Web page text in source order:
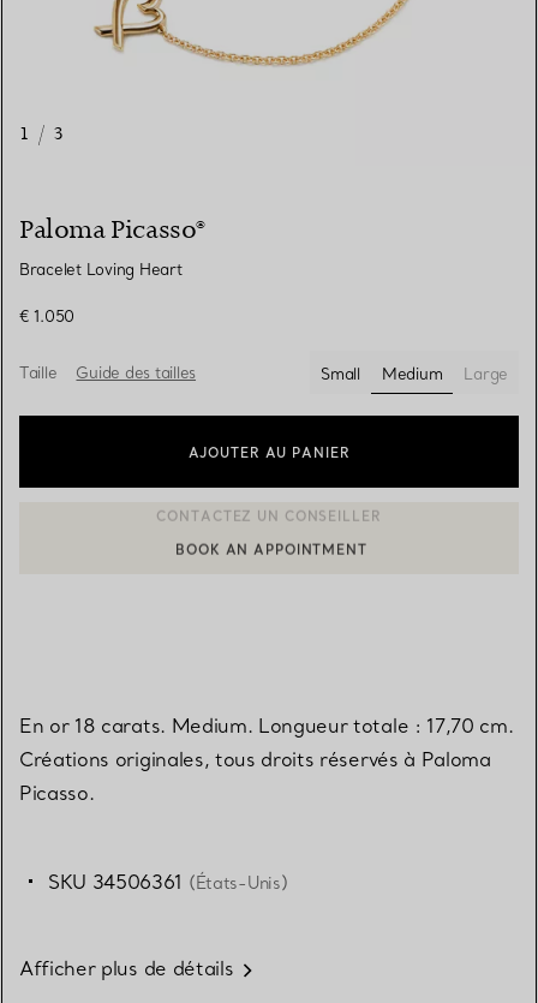
1 / 3
Paloma Picasso®
Bracelet Loving Heart
€ 1.050
Taille Guide des tailles Small
Medium
sélectionnés
Large
AJOUTER AU PANIER
CONTACTER UN CONSEILLER CLIENT OU PRENDRE RENDEZ-
En or 18 carats. Medium. Longueur totale : 17,70 cm.
Créations originales, tous droits réservés à Paloma
Picasso.
SKU 34506361 (États-Unis)
Afficher plus de détails